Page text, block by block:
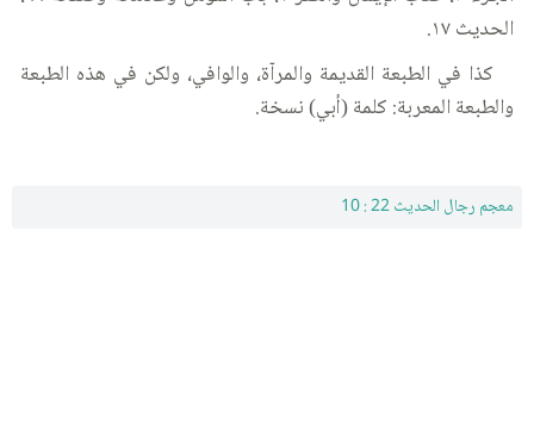
الحديث ١٧.
كذا في الطبعة القديمة والمرآة، والوافي، ولكن في هذه الطبعة
والطبعة المعربة: كلمة (أبي) نسخة.
معجم رجال الحديث 22 : 10